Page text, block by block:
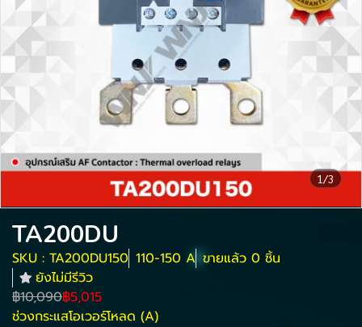
1/3
TA200DU
SKU : TA200DU150 110-150 A ขายแล้ว 0 ชิ้น
ยังไม่มีรีวิว
฿10,090฿5,015
ช่วงกระแสโอเวอร์โหลด (A)